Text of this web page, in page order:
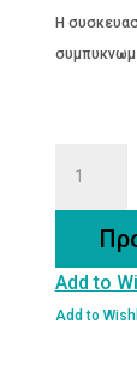
Η
ποσότητα
Add to
Add to